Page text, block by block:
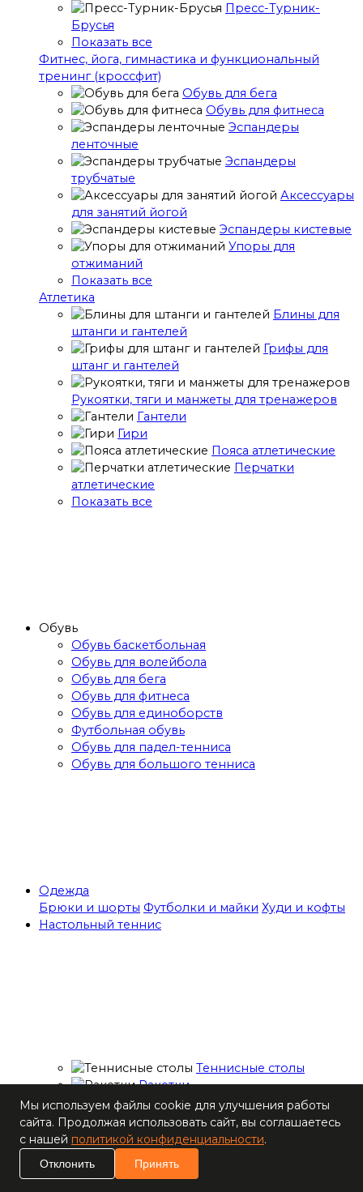
Пресс-Турник-
Брусья
Показать все
Фитнес, йога, гимнастика и функциональный
тренинг (кроссфит)
Обувь для бега
Обувь для фитнеса
Эспандеры
ленточные
Эспандеры
трубчатые
Аксессуары
для занятий йогой
Эспандеры кистевые
Упоры для
отжиманий
Показать все
Атлетика
Блины для
штанги и гантелей
Грифы для
штанг и гантелей
Рукоятки, тяги и манжеты для тренажеров
Гантели
Гири
Пояса атлетические
Перчатки
атлетические
Показать все
Обувь
Обувь баскетбольная
Обувь для волейбола
Обувь для бега
Обувь для фитнеса
Обувь для единоборств
Футбольная обувь
Обувь для падел-тенниса
Обувь для большого тенниса
Одежда
Брюки и шорты Футболки и майки Худи и кофты
Настольный теннис
Теннисные столы
Ракетки
Накладки для
ракеток
Основания для
ракеток
Мячи
Мы используем файлы cookie для улучшения работы
сайта. Продолжая использовать сайт, вы соглашаетесь
с нашей политикой конфиденциальности.
Отклонить Принять